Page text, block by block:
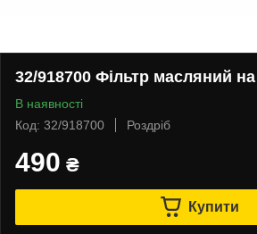
32/918700 Фільтр масляний
В наявності
Код: 32/918700
Роздріб
490 ₴
Купити